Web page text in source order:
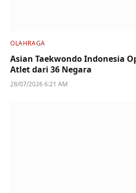
OLAHRAGA
Asian Taekwondo Indonesia
Atlet dari 36 Negara
28/07/2026 6:21 AM